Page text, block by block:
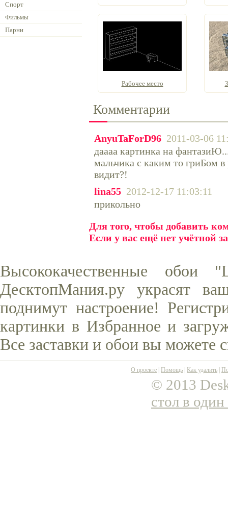
Спорт
Фильмы
Парни
Рабочее место
Комментарии
AnyuTaForD96 2011-03-06
даааа картинка на
мальчика с каким то гриБом
видит?!
lina55 2012-12-17 11:03:11
прикольно
Для того, чтобы добавить
Если у вас ещё нет учётной
Высококачественные
ДесктопМания.ру украсят
поднимут настроение!
картинки в Избранное и
Все заставки и обои вы можете
О проекте Помощь Как удалить
© 2013
стол в